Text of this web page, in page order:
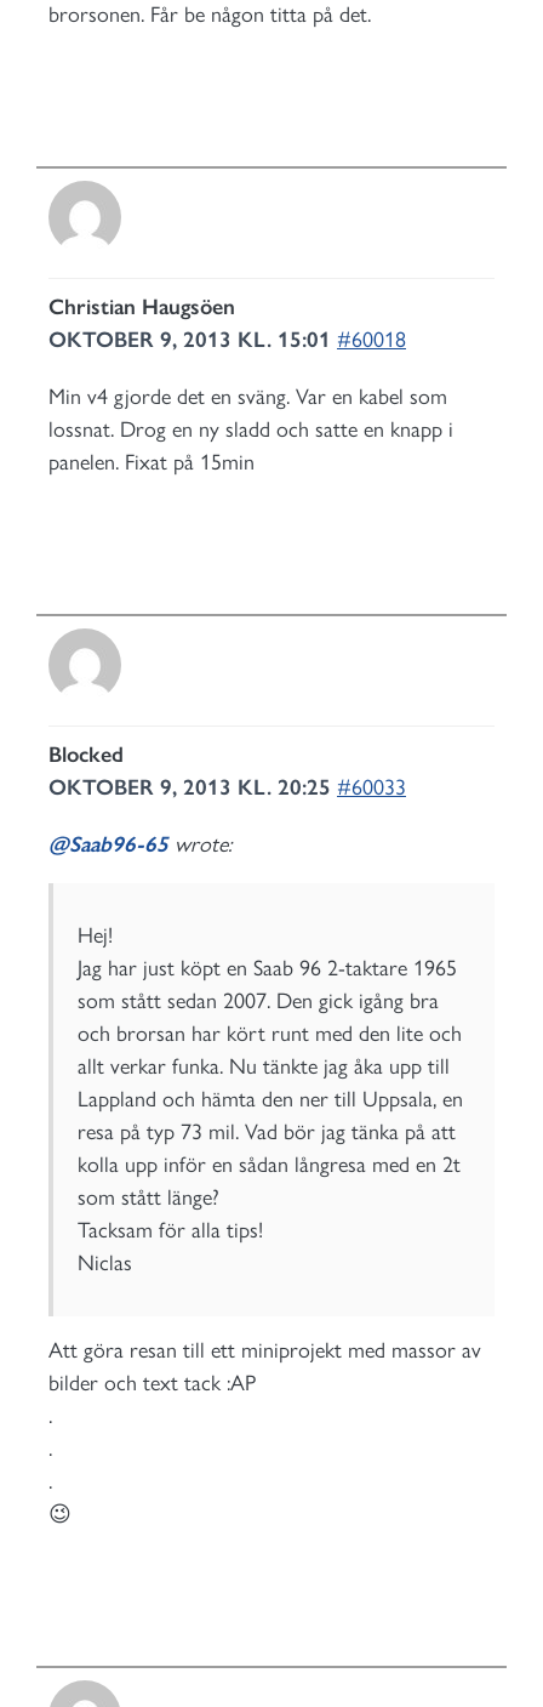
brorsonen. Får be någon titta på det.
Christian Haugsöen
OKTOBER 9, 2013 KL. 15:01 #60018
Min v4 gjorde det en sväng. Var en kabel som
lossnat. Drog en ny sladd och satte en knapp i
panelen. Fixat på 15min
Blocked
OKTOBER 9, 2013 KL. 20:25 #60033
@Saab96-65wrote:
Hej!
Jag har just köpt en Saab 96 2-taktare 1965
som stått sedan 2007. Den gick igång bra
och brorsan har kört runt med den lite och
allt verkar funka. Nu tänkte jag åka upp till
Lappland och hämta den ner till Uppsala, en
resa på typ 73 mil. Vad bör jag tänka på att
kolla upp inför en sådan långresa med en 2t
som stått länge?
Tacksam för alla tips!
Niclas
Att göra resan till ett miniprojekt med massor av
bilder och text tack :AP
.
.
.
😉